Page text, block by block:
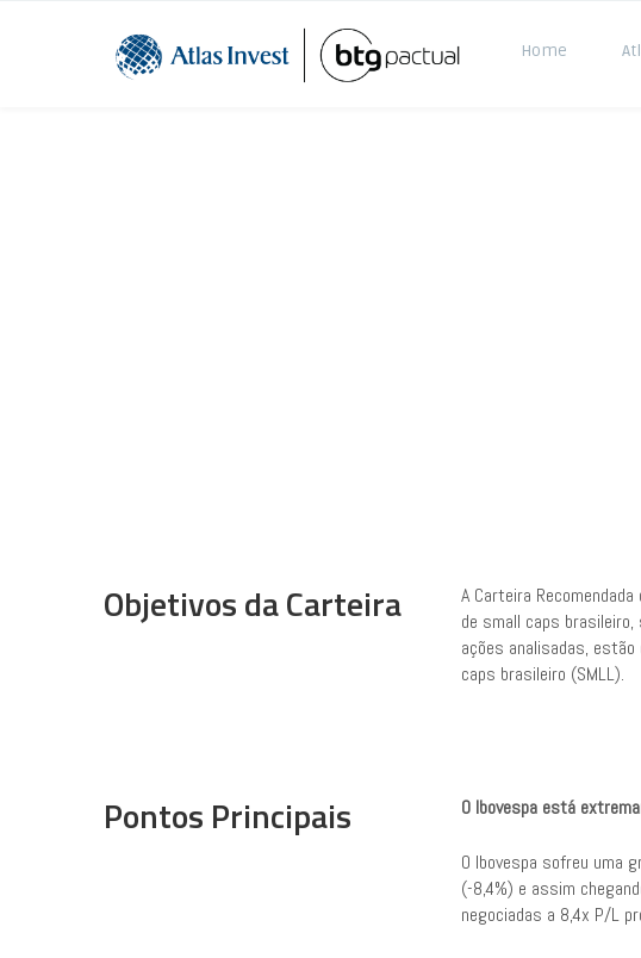
Home
Objetivos da Carteira
A Carteira
de small caps
ações analisadas,
caps brasileiro (SMLL).
Pontos Principais O Ibovespa está
O Ibovespa sofreu uma
(-8,4%) e assim
negociadas a 8,4x P/L